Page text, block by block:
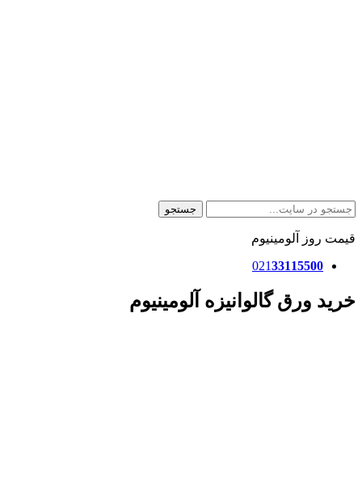
جستجو
قیمت روز آلومینیوم
02133115500
خرید ورق گالوانیزه آلومینیوم